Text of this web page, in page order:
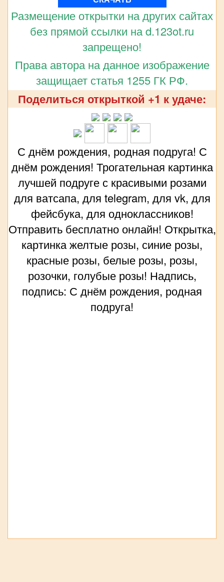
Размещение открытки на других сайтах
без прямой ссылки на d.123ot.ru
запрещено!
Права автора на данное изображение
защищает статья 1255 ГК РФ.
Поделиться открыткой +1 к удаче:
С днём рождения, родная подруга! С
днём рождения! Трогательная картинка
лучшей подруге с красивыми розами
для ватсапа, для telegram, для vk, для
фейсбука, для одноклассников!
Отправить бесплатно онлайн! Открытка,
картинка желтые розы, синие розы,
красные розы, белые розы, розы,
розочки, голубые розы! Надпись,
подпись: С днём рождения, родная
подруга!